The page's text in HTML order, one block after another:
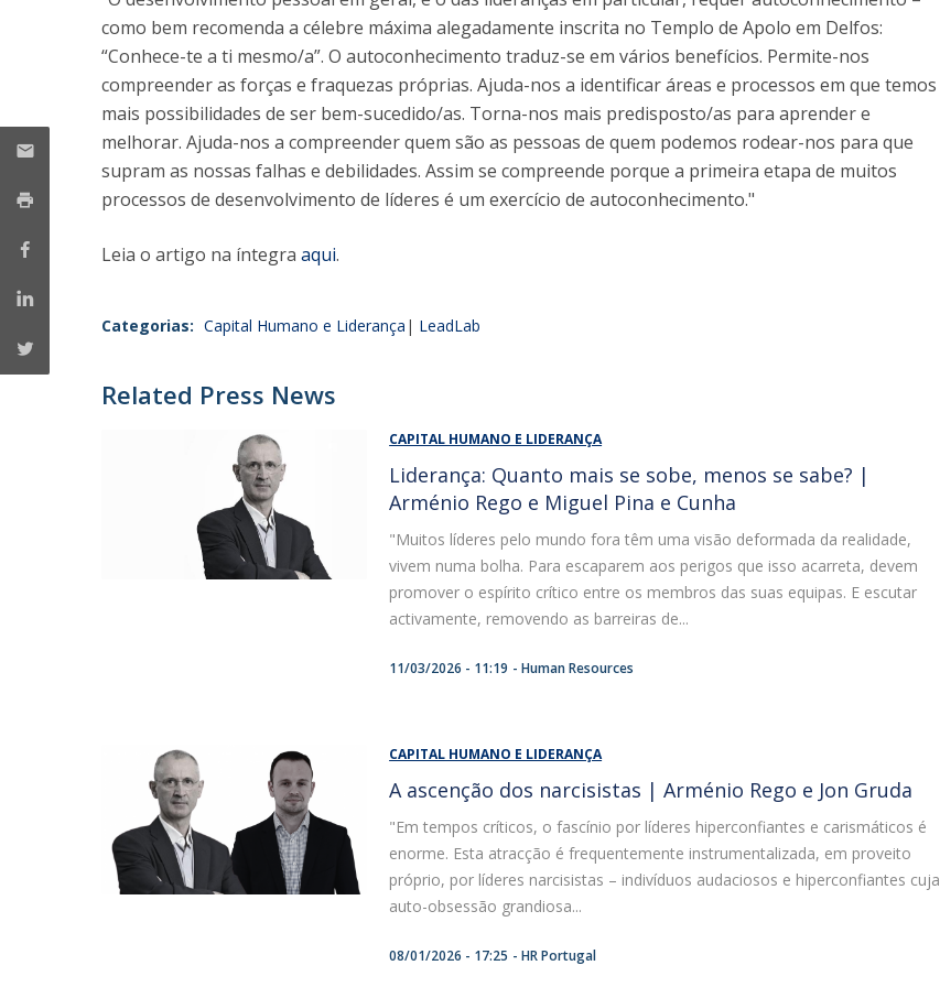
Master in Marketing
Doutoramento em Gestão
Iniciativas UCP
como bem recomenda a célebre máxima alegadamente inscrita no Templo de Apolo em Delfos:
“Conhece-te a ti mesmo/a”. O autoconhecimento traduz-se em vários benefícios. Permite-nos
compreender as forças e fraquezas próprias. Ajuda-nos a identificar áreas e processos em que temos
mais possibilidades de ser bem-sucedido/as. Torna-nos mais predisposto/as para aprender e
melhorar. Ajuda-nos a compreender quem são as pessoas de quem podemos rodear-nos para que
supram as nossas falhas e debilidades. Assim se compreende porque a primeira etapa de muitos
processos de desenvolvimento de líderes é um exercício de autoconhecimento."
Leia o artigo na íntegra aqui.
Categorias: Capital Humano e Liderança LeadLab
Related Press News
CAPITAL HUMANO E LIDERANÇA
Liderança: Quanto mais se sobe, menos se sabe? |
Arménio Rego e Miguel Pina e Cunha
"Muitos líderes pelo mundo fora têm uma visão deformada da realidade,
vivem numa bolha. Para escaparem aos perigos que isso acarreta, devem
promover o espírito crítico entre os membros das suas equipas. E escutar
activamente, removendo as barreiras de...
11/03/2026 - 11:19 Human Resources
CAPITAL HUMANO E LIDERANÇA
A ascenção dos narcisistas | Arménio Rego e Jon Gruda
"Em tempos críticos, o fascínio por líderes hiperconfiantes e carismáticos é
enorme. Esta atracção é frequentemente instrumentalizada, em proveito
próprio, por líderes narcisistas – indivíduos audaciosos e hiperconfiantes cuja
auto-obsessão grandiosa...
08/01/2026 - 17:25 HR Portugal